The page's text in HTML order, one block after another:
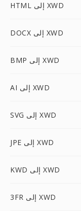
HTML إلى XWD
DOCX إلى XWD
BMP إلى XWD
AI إلى XWD
SVG إلى XWD
JPE إلى XWD
KWD إلى XWD
3FR إلى XWD